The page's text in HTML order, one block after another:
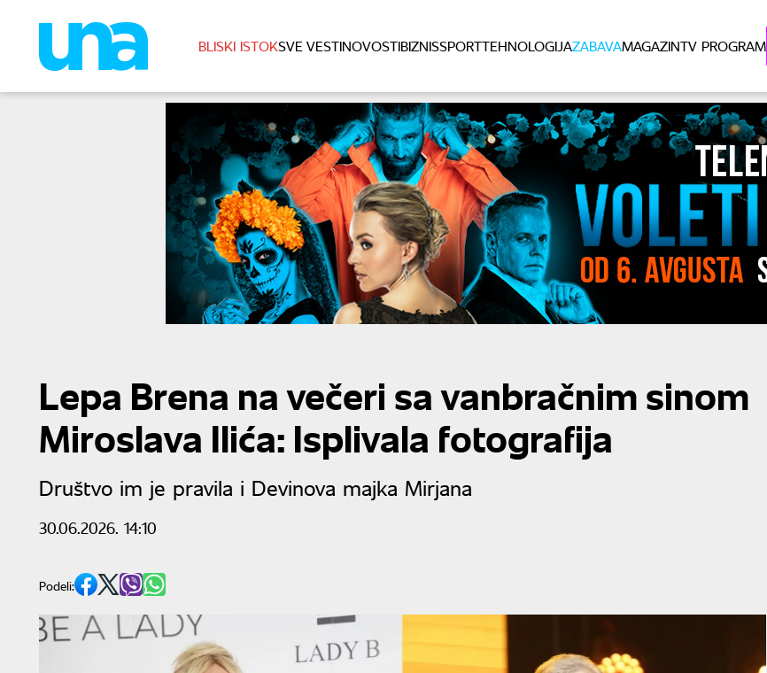
BLISKI ISTOKSVE VESTINOVOSTIBIZNISSPORTTEHNOLOGIJAZABAVAMAGAZINTV PROGRAM
Lepa Brena na večeri sa vanbračnim sinom
Miroslava Ilića: Isplivala fotografija
Društvo im je pravila i Devinova majka Mirjana
30.06.2026. 14:10
Podeli: